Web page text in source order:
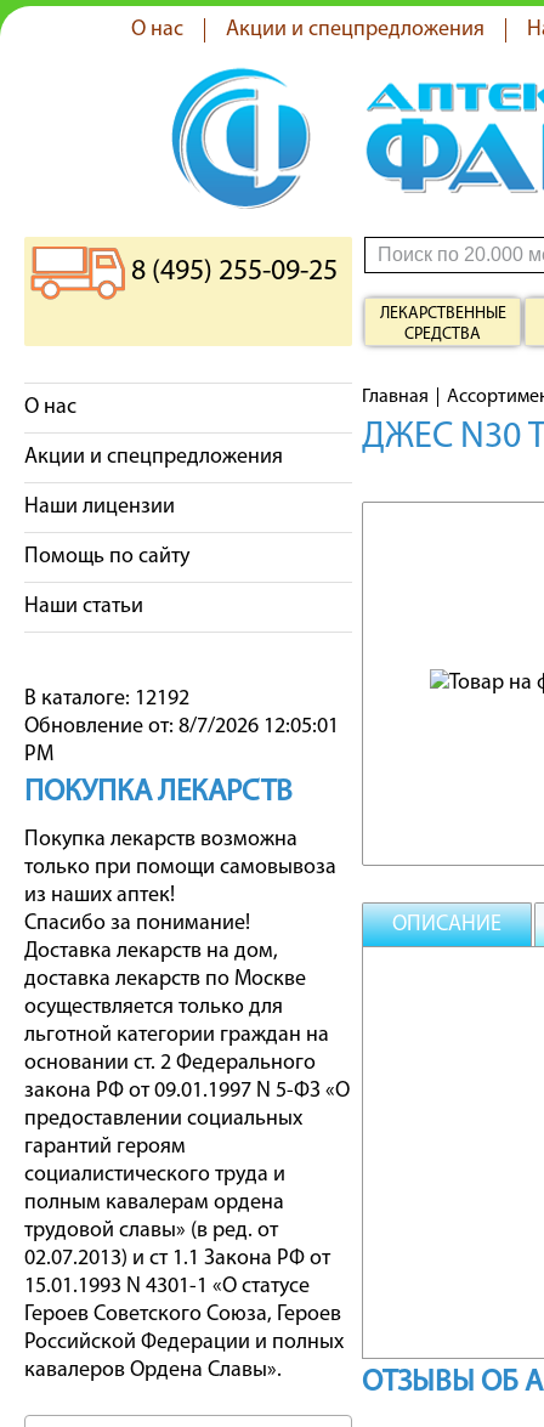
О нас Акции и спецпредложения
8 (495) 255-09-25
ЛЕКАРСТВЕННЫЕ
СРЕДСТВА
О нас
Акции и спецпредложения
Наши лицензии
Помощь по сайту
Наши статьи
В каталоге: 12192
Обновление от: 8/7/2026 12:05:01
PM
ПОКУПКА ЛЕКАРСТВ
Покупка лекарств возможна
только при помощи самовывоза
из наших аптек!
Спасибо за понимание!
Доставка лекарств на дом,
доставка лекарств по Москве
осуществляется только для
льготной категории граждан на
основании ст. 2 Федерального
закона РФ от 09.01.1997 N 5-ФЗ «О
предоставлении социальных
гарантий героям
социалистического труда и
полным кавалерам ордена
трудовой славы» (в ред. от
02.07.2013) и ст 1.1 Закона РФ от
15.01.1993 N 4301-1 «О статусе
Героев Советского Союза, Героев
Российской Федерации и полных
кавалеров Ордена Славы».
Главная
ДЖЕС N30
ОПИСАНИЕ
ОТЗЫВЫ ОБ